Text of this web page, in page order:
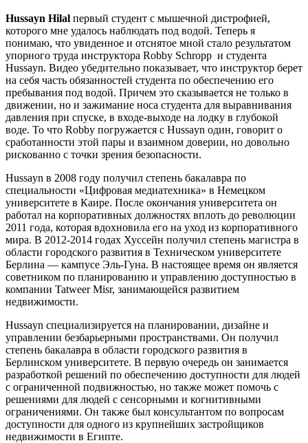
Hussayn Hilal первый студент с мышечной дистрофией,
которого мне удалось наблюдать под водой. Теперь я
понимаю, что увиденное и отснятое мной стало результатом
упорного труда инструктора Robby Schropp и студента
Hussayn. Видео убедительно показывает, что инструктор берет
на себя часть обязанностей студента по обеспечению его
пребывания под водой. Причем это сказывается не только в
движении, но и зажимание носа студента для выравнивания
давления при спуске, в входе-выходе на лодку в глубокой
воде. То что Robby погружается с Hussayn один, говорит о
сработанности этой пары и взаимном доверии, но довольно
рискованно с точки зрения безопасности.
Hussayn в 2008 году получил степень бакалавра по
специальности «Цифровая медиатехника» в Немецком
университете в Каире. После окончания университета он
работал на корпоративных должностях вплоть до революции
2011 года, которая вдохновила его на уход из корпоративного
мира. В 2012-2014 годах Хуссейн получил степень магистра в
области городского развития в Техническом университете
Берлина — кампусе Эль-Гуна. В настоящее время он является
советником по планированию и управлению доступностью в
компании Tatweer Misr, занимающейся развитием
недвижимости.
Hussayn специализируется на планировании, дизайне и
управлении безбарьерными пространствами. Он получил
степень бакалавра в области городского развития в
Берлинском университете. В первую очередь он занимается
разработкой решений по обеспечению доступности для людей
с ограниченной подвижностью, но также может помочь с
решениями для людей с сенсорными и когнитивными
ограничениями. Он также был консультантом по вопросам
доступности для одного из крупнейших застройщиков
недвижимости в Египте.